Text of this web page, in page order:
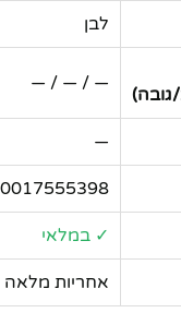
לבן
גובה)
— / — / —
—
✓ במלאי
אחריות מלאה